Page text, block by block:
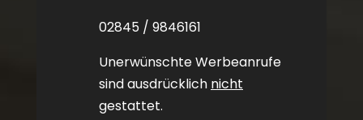
02845 / 9846161
Unerwünschte Werbeanrufe
sind ausdrücklich nicht
gestattet.